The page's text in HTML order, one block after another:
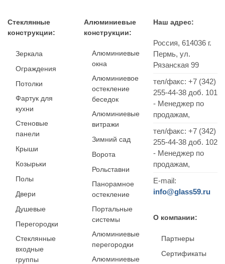
Стеклянные
конструкции:
Зеркала
Ограждения
Потолки
Фартук для
кухни
Стеновые
панели
Крыши
Козырьки
Полы
Двери
Душевые
Перегородки
Стеклянные
входные
группы
Алюминиевые
конструкции:
Алюминиевые
окна
Алюминиевое
остекление
беседок
Алюминиевые
витражи
Зимний сад
Ворота
Рольставни
Панорамное
остекление
Портальные
системы
Алюминиевые
перегородки
Алюминиевые
Наш адрес:
Россия, 614036г.
Пермь, ул.
Рязанская 99
тел/факс: +7 (342)
255-44-38доб. 101
- Менеджер по
продажам,
тел/факс: +7 (342)
255-44-38 доб. 102
- Менеджер по
продажам,
E-mail:
info@glass59.ru
О компании:
Партнеры
Сертификаты